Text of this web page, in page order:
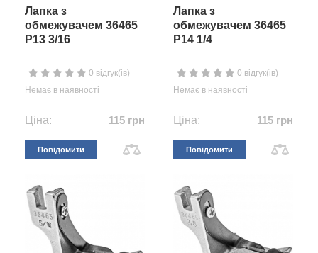
Лапка з
обмежувачем 36465
P13 3/16
0 відгук(ів)
Немає в наявності
Ціна: 115 грн
Повідомити
Лапка з
обмежувачем 36465
P14 1/4
0 відгук(ів)
Немає в наявності
Ціна: 115 грн
Повідомити